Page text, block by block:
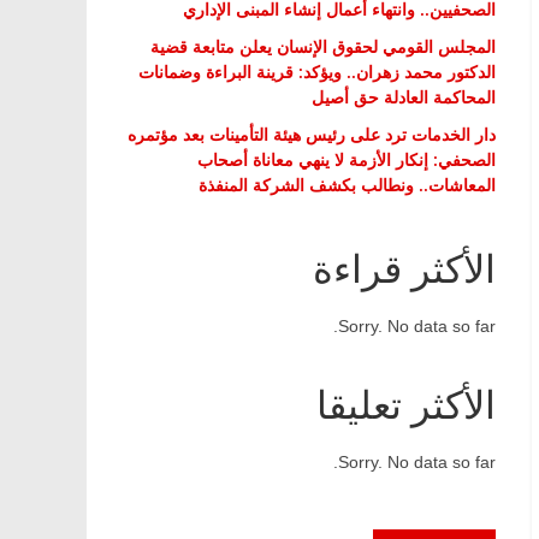
الصحفيين.. وانتهاء أعمال إنشاء المبنى الإداري
المجلس القومي لحقوق الإنسان يعلن متابعة قضية
الدكتور محمد زهران.. ويؤكد: قرينة البراءة وضمانات
المحاكمة العادلة حق أصيل
دار الخدمات ترد على رئيس هيئة التأمينات بعد مؤتمره
الصحفي: إنكار الأزمة لا ينهي معاناة أصحاب
المعاشات.. ونطالب بكشف الشركة المنفذة
الأكثر قراءة
Sorry. No data so far.
الأكثر تعليقا
Sorry. No data so far.